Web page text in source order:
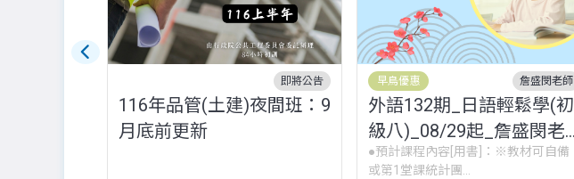
即將公告
116年品管(土建)夜間班：9
月底前更新
早鳥優惠 詹盛閔老師
外語132期_日語輕鬆學(初
級八)_08/29起_詹盛閔老
師
●預計課程內容[用書]：※教材可自備
或第1堂課統計團...